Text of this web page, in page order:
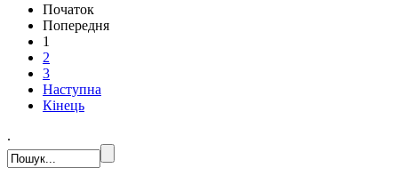
Початок
Попередня
1
2
3
Наступна
Кінець
.